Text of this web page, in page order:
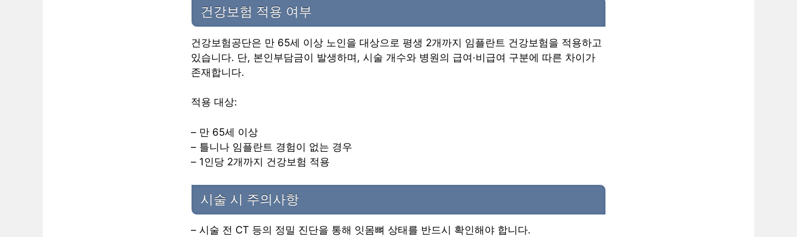
건강보험 적용 여부
건강보험공단은 만 65세 이상 노인을 대상으로 평생 2개까지 임플란트 건강보험을 적용하고
있습니다. 단, 본인부담금이 발생하며, 시술 개수와 병원의 급여·비급여 구분에 따른 차이가
존재합니다.
적용 대상:
– 만 65세 이상
– 틀니나 임플란트 경험이 없는 경우
– 1인당 2개까지 건강보험 적용
시술 시 주의사항
– 시술 전 CT 등의 정밀 진단을 통해 잇몸뼈 상태를 반드시 확인해야 합니다.